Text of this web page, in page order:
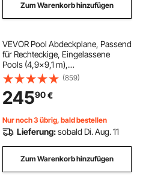
Zum Warenkorb hinzufügen
VEVOR Pool Abdeckplane, Passend
für Rechteckige, Eingelassene
Pools (4,9x9,1 m),
Winterabdeckplane mit
Ablauflöchern, Blickdichte
Netzabdeckung für
Schwimmbecken, Winter-
Sicherheitsabdeckung, Grün
(859)
24590€
Nur noch 3 übrig, bald bestellen
Lieferung:sobald Di. Aug. 11
Zum Warenkorb hinzufügen